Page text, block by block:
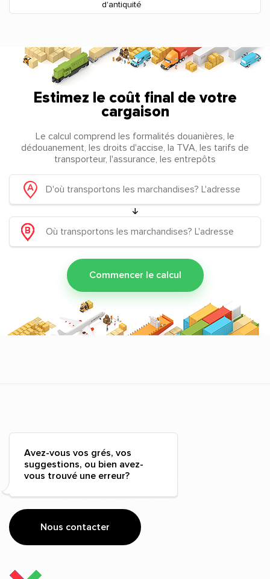
d'antiquité
Estimez le coût final de votre
cargaison
Le calcul comprend les formalités douanières, le
dédouanement, les droits d'accise, la TVA, les tarifs de
transporteur, l'assurance, les entrepôts
Commencer le calcul
Avez-vous vos grés, vos
suggestions, ou bien avez-
vous trouvé une erreur?
Nous contacter